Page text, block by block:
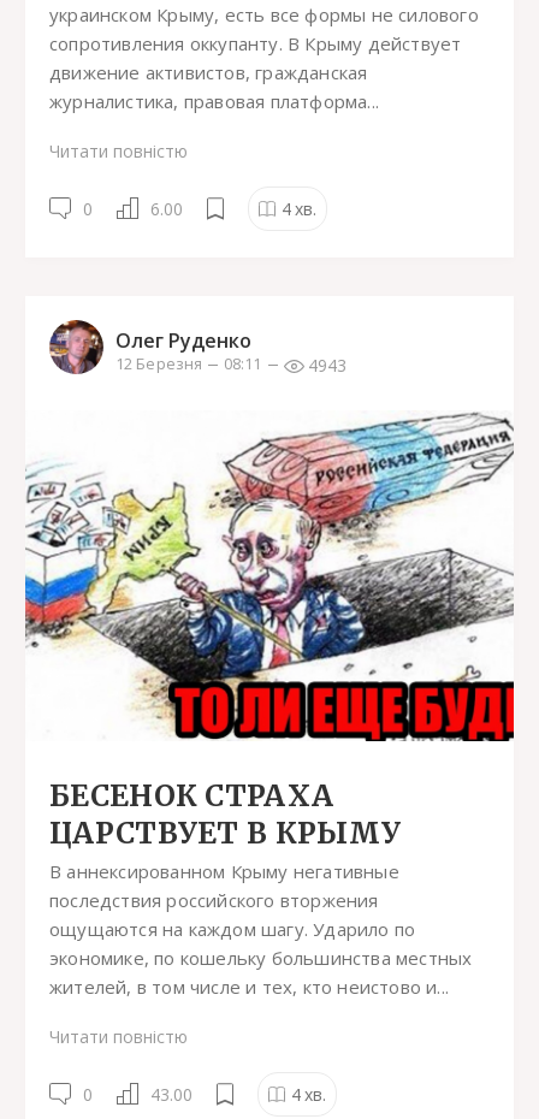
украинском Крыму, есть все формы не силового
сопротивления оккупанту. В Крыму действует
движение активистов, гражданская
журналистика, правовая платформа...
Читати повністю
0 6.00 4хв.
Олег Руденко
12 Березня 08:11 4943
БЕСЕНОК СТРАХА
ЦАРСТВУЕТ В КРЫМУ
В аннексированном Крыму негативные
последствия российского вторжения
ощущаются на каждом шагу. Ударило по
экономике, по кошельку большинства местных
жителей, в том числе и тех, кто неистово и...
Читати повністю
0 43.00 4хв.